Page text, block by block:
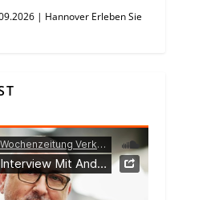
| Hannover Erleben Sie